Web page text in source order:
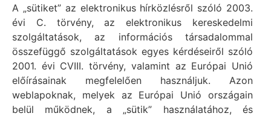
Általános Szerződési Feltételek
Impresszum
Süti tájékoztató
MENÜ
Megoldások
A „sütiket” az elektronikus hírközlésről szóló 2003.
évi C. törvény, az elektronikus kereskedelmi
szolgáltatások, az információs társadalommal
összefüggő szolgáltatások egyes kérdéseiről szóló
2001. évi CVIII. törvény, valamint az Európai Unió
előírásainak megfelelően használjuk. Azon
weblapoknak, melyek az Európai Unió országain
belül működnek, a „sütik” használatához, és